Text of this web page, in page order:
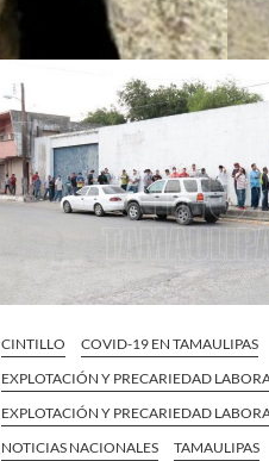
CINTILLO
COVID-19 EN TAMAULIPAS
EXPLOTACIÓN Y PRECARIEDAD
EXPLOTACIÓN Y PRECARIEDAD
NOTICIAS NACIONALES
TAMAULIPAS